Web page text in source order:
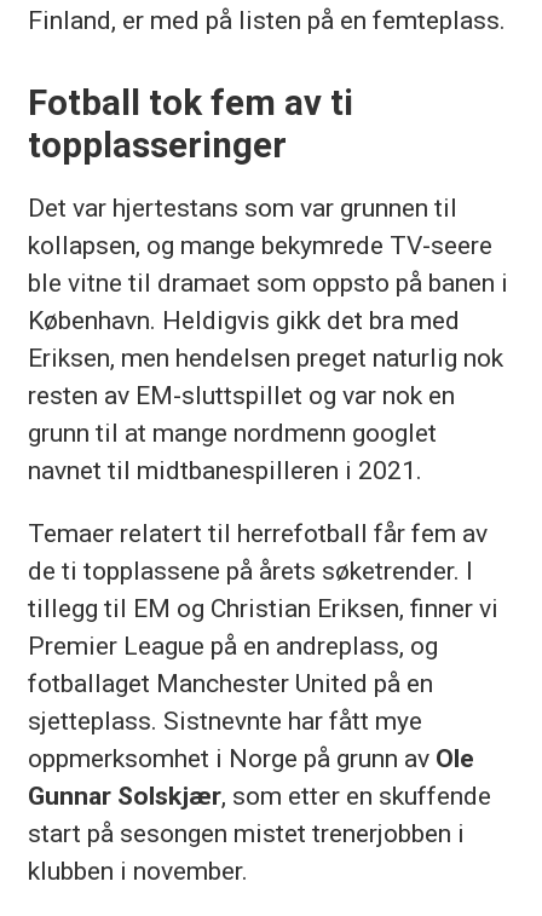
Finland, er med på listen på en femteplass.
Fotball tok fem av ti
topplasseringer
Det var hjertestans som var grunnen til
kollapsen, og mange bekymrede TV-seere
ble vitne til dramaet som oppsto på banen i
København. Heldigvis gikk det bra med
Eriksen, men hendelsen preget naturlig nok
resten av EM-sluttspillet og var nok en
grunn til at mange nordmenn googlet
navnet til midtbanespilleren i 2021.
Temaer relatert til herrefotball får fem av
de ti topplassene på årets søketrender. I
tillegg til EM og Christian Eriksen, finner vi
Premier League på en andreplass, og
fotballaget Manchester United på en
sjetteplass. Sistnevnte har fått mye
oppmerksomhet i Norge på grunn av Ole
Gunnar Solskjær, som etter en skuffende
start på sesongen mistet trenerjobben i
klubben i november.